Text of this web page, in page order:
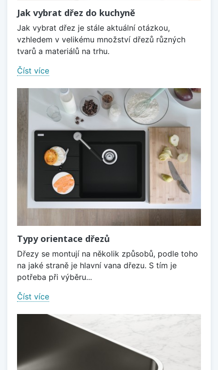
Jak vybrat dřez do kuchyně
Jak vybrat dřez je stále aktuální otázkou,
vzhledem v velikému množství dřezů různých
tvarů a materiálů na trhu.
Číst více
Typy orientace dřezů
Dřezy se montují na několik způsobů, podle toho
na jaké straně je hlavní vana dřezu. S tím je
potřeba při výběru...
Číst více